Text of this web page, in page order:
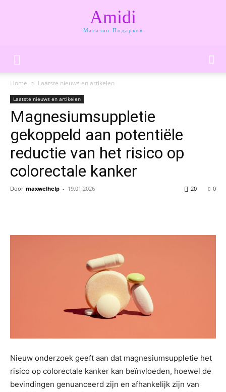
Amidi
Магазин Подарков
Home Laatste nieuws en artikelen
Laatste nieuws en artikelen
Magnesiumsuppletie
gekoppeld aan potentiële
reductie van het risico op
colorectale kanker
Door maxwelhelp - 19.01.2026 0
20
Nieuw onderzoek geeft aan dat magnesiumsuppletie het
risico op colorectale kanker kan beïnvloeden, hoewel de
bevindingen genuanceerd zijn en afhankelijk zijn van